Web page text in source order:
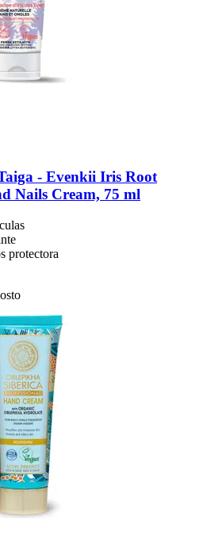
-​ Evenkii Iris Root
Nails Cream, 75 ml
protectora